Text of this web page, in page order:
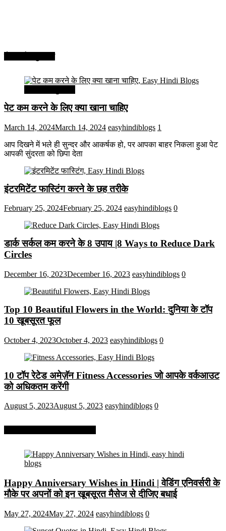
पेट कम करने के लिए क्या खाना चाहिए
March 14, 2024March 14, 2024 easyhindiblogs 1
आप दिखने में भले ही सुन्दर और आकर्षक हो, पर आपका बाहर निकला हुआ पेट
आपकी सुंदरता को छिपा देता
इंटरमिटेंट फास्टिंग करने के छह तरीके
February 25, 2024February 25, 2024 easyhindiblogs 0
डार्क सर्कल कम करने के 8 उपाय |8 Ways to Reduce Dark
Circles
December 16, 2023December 16, 2023 easyhindiblogs 0
Top 10 Beautiful Flowers in the World: दुनिया के टॉप
10 खूबसूरत फूल
October 4, 2023October 4, 2023 easyhindiblogs 0
10 टॉप रेटेड अमेज़ॅन Fitness Accessories जो आपके वर्कआउट
को अधिकतम करेंगी
August 5, 2023August 5, 2023 easyhindiblogs 0
Happy Anniversary Wishes in Hindi | वेडिंग एनिवर्सरी के
मौके पर अपनों को इन खूबसूरत मैसेज से दीजिए बधाई
May 27, 2024May 27, 2024 easyhindiblogs 0